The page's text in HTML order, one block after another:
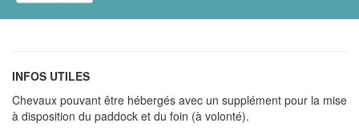
INFOS UTILES
Chevaux pouvant être hébergés avec un supplément pour la mise
à disposition du paddock et du foin (à volonté).